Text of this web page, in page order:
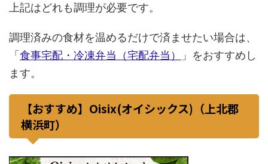
上記はどれも調理が必要です。
調理済みの食材を温めるだけで済ませたい場合は、
「 食事宅配・冷凍弁当（宅配弁当）
」をおすすめし
ます。
【おすすめ】Oisix(オイシックス)（上北郡
横浜町）